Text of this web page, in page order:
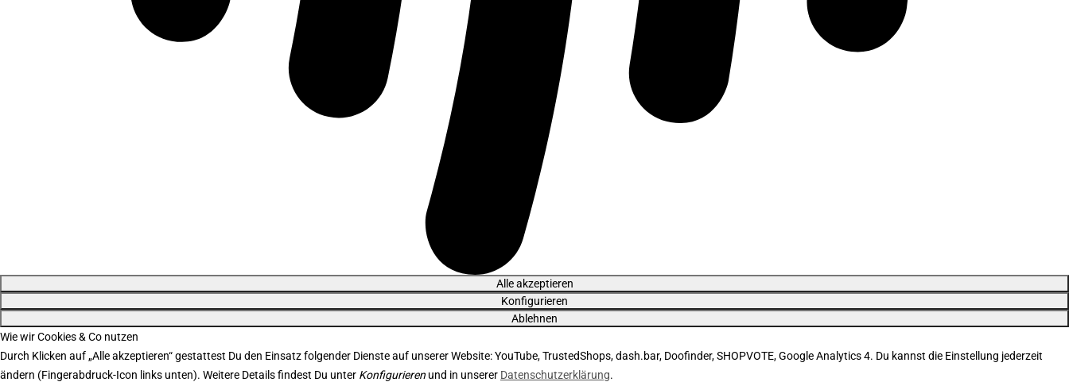
Alle akzeptieren
Konfigurieren
Ablehnen
Wie wir Cookies & Co nutzen
Durch Klicken auf „Alle akzeptieren“ gestattest Du den Einsatz folgender Dienste auf unserer Website: YouTube, TrustedShops, dash.bar, Doofinder, SHOPVOTE, Google Analytics 4. Du kannst die Einstellung jederzeit
ändern (Fingerabdruck-Icon links unten). Weitere Details findest Du unter Konfigurieren und in unserer Datenschutzerklärung.